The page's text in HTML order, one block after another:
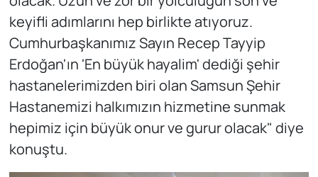
keyifli adımlarını hep birlikte atıyoruz.
Cumhurbaşkanımız Sayın Recep Tayyip
Erdoğan'ın 'En büyük hayalim' dediği şehir
hastanelerimizden biri olan Samsun Şehir
Hastanemizi halkımızın hizmetine sunmak
hepimiz için büyük onur ve gurur olacak" diye
konuştu.